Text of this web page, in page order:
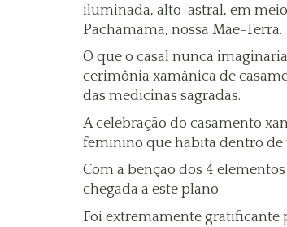
iluminada, alto-astral, em
Pachamama, nossa Mãe-Terra.
O que o casal nunca
cerimônia xamânica de
das medicinas sagradas.
A celebração do casamento
feminino que habita dentro de
Com a benção dos 4
chegada a este plano.
Foi extremamente gratificante